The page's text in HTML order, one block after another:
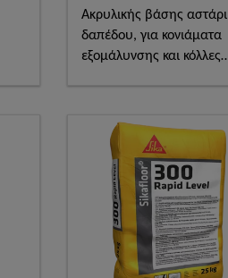
Ακρυλικής βάσης αστάρι
δαπέδου, για κονιάματα
εξομάλυνσης και κόλλες